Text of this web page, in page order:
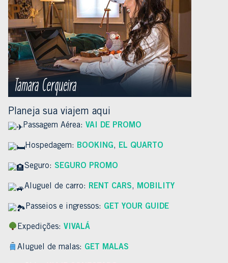
Planeja sua viajem aqui
Passagem Aérea: VAI DE PROMO
Hospedagem: BOOKING, EL QUARTO
Seguro: SEGURO PROMO
Aluguel de carro: RENT CARS, MOBILITY
Passeios e ingressos: GET YOUR GUIDE
Expedições:VIVALÁ
Aluguel de malas: GET MALAS